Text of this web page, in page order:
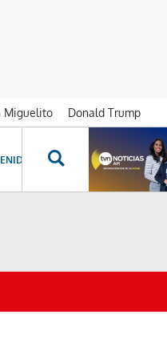
Miguelito Donald Trump
ESPECIALES NOVELAS